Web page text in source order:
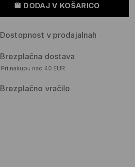
DODAJ V KOŠARICO
Dostopnost v prodajalnah
Brezplačna dostava
Pri nakupu nad 40 EUR
Brezplačno vračilo